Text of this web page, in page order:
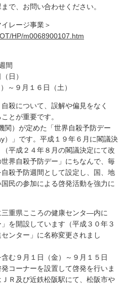
で、お問い合わせください。
レージ事業＞
HP/m0068900107.htm
間
日）
～９月１６日（土）
殺について、誤解や偏見をなく
ことが重要です。
関）が定めた「世界自殺予防デー
）」です。平成１９年６月に閣議決
平成２４年８月の閣議決定にて改
界自殺予防デー」にちなんで、毎
殺予防週間として設定し、国、地
民の参加による啓発活動を強力に
重県こころの健康センタ―内に
を開設しています（平成３０年３
ンター」に名称変更されまし
む９月１日（金）～９月１５日
コーナーを設置して啓発を行いま
Ｒ及び近鉄松阪駅にて、松阪市や